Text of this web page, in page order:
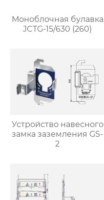
Моноблочная булавка
JCTG-15/630 (260)
Устройство навесного
замка заземления GS-
2